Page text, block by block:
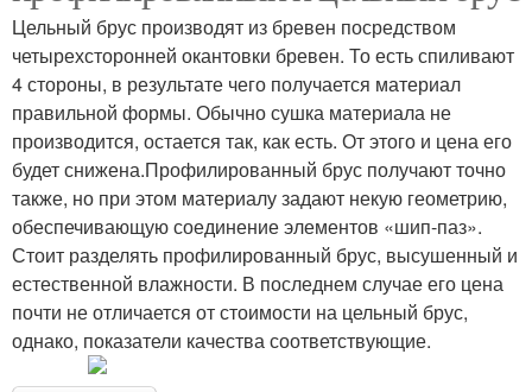
Цельный брус производят из бревен посредством
четырехсторонней окантовки бревен. То есть спиливают
4 стороны, в результате чего получается материал
правильной формы. Обычно сушка материала не
производится, остается так, как есть. От этого и цена его
будет снижена.Профилированный брус получают точно
также, но при этом материалу задают некую геометрию,
обеспечивающую соединение элементов «шип-паз».
Стоит разделять профилированный брус, высушенный и
естественной влажности. В последнем случае его цена
почти не отличается от стоимости на цельный брус,
однако, показатели качества соответствующие.